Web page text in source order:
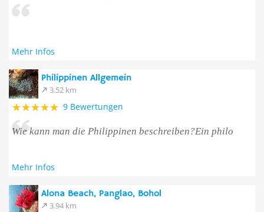
Mehr Infos
Philippinen Allgemein
3.52 km
9 Bewertungen
Wie kann man die Philippinen beschreiben?Ein philo
Mehr Infos
Alona Beach, Panglao, Bohol
3.94 km